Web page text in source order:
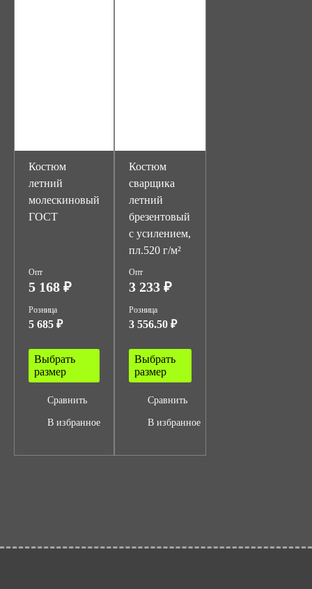
Костюм
летний
молескиновый
ГОСТ
Опт
5 168 ₽
Розница
5 685 ₽
Выбрать
размер
Сравнить
В избранное
Костюм
сварщика
летний
брезентовый
с усилением,
пл.520 г/м²
Опт
3 233 ₽
Розница
3 556.50 ₽
Выбрать
размер
Сравнить
В избранное